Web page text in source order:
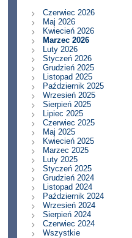
Czerwiec 2026
Maj 2026
Kwiecień 2026
Marzec 2026
Luty 2026
Styczeń 2026
Grudzień 2025
Listopad 2025
Październik 2025
Wrzesień 2025
Sierpień 2025
Lipiec 2025
Czerwiec 2025
Maj 2025
Kwiecień 2025
Marzec 2025
Luty 2025
Styczeń 2025
Grudzień 2024
Listopad 2024
Październik 2024
Wrzesień 2024
Sierpień 2024
Czerwiec 2024
Wszystkie